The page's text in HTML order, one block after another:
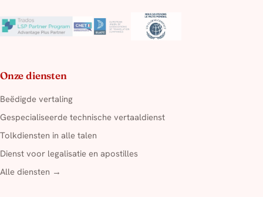
Onze diensten
Beëdigde vertaling
Gespecialiseerde technische vertaaldienst
Tolkdiensten in alle talen
Dienst voor legalisatie en apostilles
Alle diensten →